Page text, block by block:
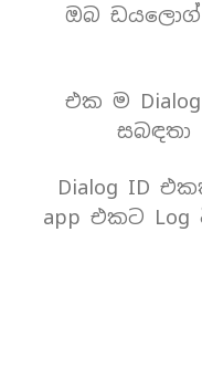
ඔබ
එක ම
සබඳතා
Dialog ID
app එකට